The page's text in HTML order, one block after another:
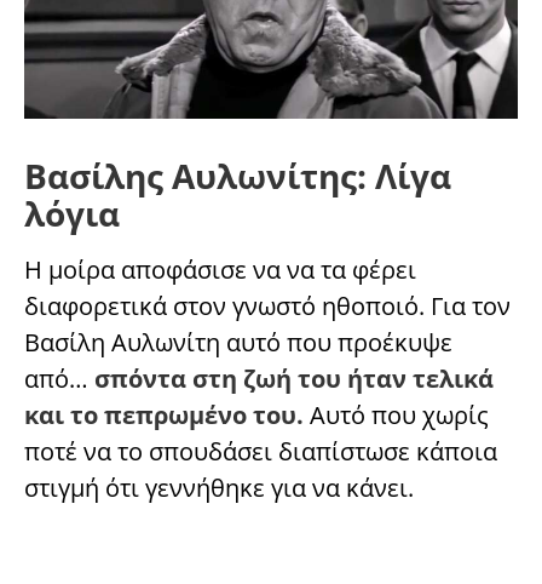
Βασίλης Αυλωνίτης: Λίγα
λόγια
Η μοίρα αποφάσισε να να τα φέρει
διαφορετικά στον γνωστό ηθοποιό. Για τον
Βασίλη Αυλωνίτη αυτό που προέκυψε
από… σπόντα στη ζωή του ήταν τελικά
και το πεπρωμένο του. Αυτό που χωρίς
ποτέ να το σπουδάσει διαπίστωσε κάποια
στιγμή ότι γεννήθηκε για να κάνει.